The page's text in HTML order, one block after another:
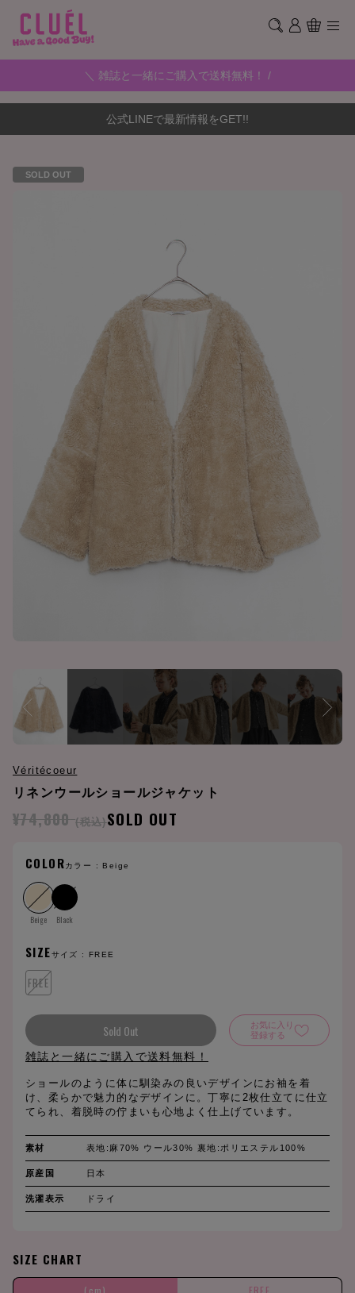
＼ 雑誌と一緒にご購入で送料無料！ /
公式LINEで最新情報をGET!!
SOLD OUT
Véritécoeur
リネンウールショールジャケット
¥74,800 (税込)SOLD OUT
COLORカラー : Beige
Beige Black
SIZEサイズ : FREE
FREE
Sold Out
お気に入り
登録する
雑誌と一緒にご購入で送料無料！
ショールのように体に馴染みの良いデザインにお袖を着
け、柔らかで魅力的なデザインに。丁寧に2枚仕立てに仕立
てられ、着脱時の佇まいも心地よく仕上げています。
素材 表地:麻70% ウール30% 裏地:ポリエステル100%
原産国 日本
洗濯表示 ドライ
SIZE CHART